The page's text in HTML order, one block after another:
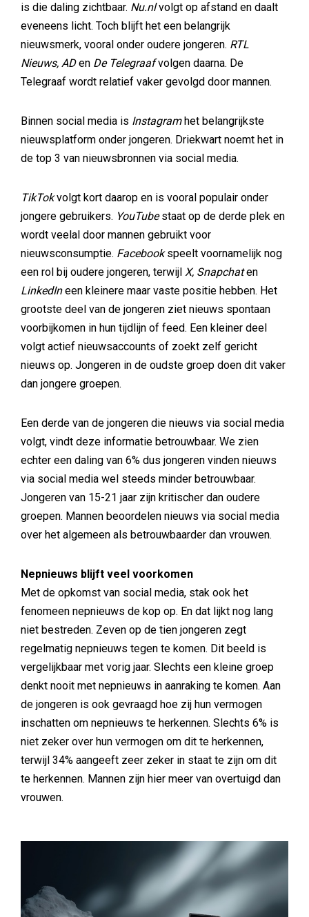
is die daling zichtbaar. Nu.nlvolgt op afstand en daalt
eveneens licht. Toch blijft het een belangrijk
nieuwsmerk, vooral onder oudere jongeren. RTL
Nieuws, ADen De Telegraafvolgen daarna. De
Telegraaf wordt relatief vaker gevolgd door mannen.
Binnen social media is Instagramhet belangrijkste
nieuwsplatform onder jongeren. Driekwart noemt het in
de top 3 van nieuwsbronnen via social media.
TikTokvolgt kort daarop en is vooral populair onder
jongere gebruikers. YouTubestaat op de derde plek en
wordt veelal door mannen gebruikt voor
nieuwsconsumptie. Facebookspeelt voornamelijk nog
een rol bij oudere jongeren, terwijl X, Snapchaten
LinkedIneen kleinere maar vaste positie hebben. Het
grootste deel van de jongeren ziet nieuws spontaan
voorbijkomen in hun tijdlijn of feed. Een kleiner deel
volgt actief nieuwsaccounts of zoekt zelf gericht
nieuws op. Jongeren in de oudste groep doen dit vaker
dan jongere groepen.
Een derde van de jongeren die nieuws via social media
volgt, vindt deze informatie betrouwbaar. We zien
echter een daling van 6% dus jongeren vinden nieuws
via social media wel steeds minder betrouwbaar.
Jongeren van 15-21 jaar zijn kritischer dan oudere
groepen. Mannen beoordelen nieuws via social media
over het algemeen als betrouwbaarder dan vrouwen.
Nepnieuws blijft veel voorkomen
Met de opkomst van social media, stak ook het
fenomeen nepnieuws de kop op. En dat lijkt nog lang
niet bestreden. Zeven op de tien jongeren zegt
regelmatig nepnieuws tegen te komen. Dit beeld is
vergelijkbaar met vorig jaar. Slechts een kleine groep
denkt nooit met nepnieuws in aanraking te komen. Aan
de jongeren is ook gevraagd hoe zij hun vermogen
inschatten om nepnieuws te herkennen. Slechts 6% is
niet zeker over hun vermogen om dit te herkennen,
terwijl 34% aangeeft zeer zeker in staat te zijn om dit
te herkennen. Mannen zijn hier meer van overtuigd dan
vrouwen.